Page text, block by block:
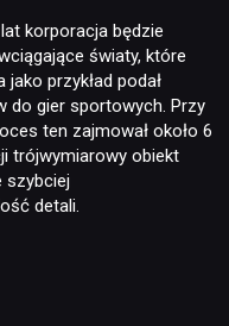
korporacja będzie
światy, które
jako przykład podał
do gier sportowych. Przy
ten zajmował około 6
trójwymiarowy obiekt
szybciej
detali.